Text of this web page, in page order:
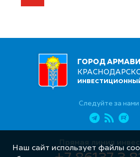
ГОРОД
Следуйте за нами
Прямая линия
Наш сайт использует файлы